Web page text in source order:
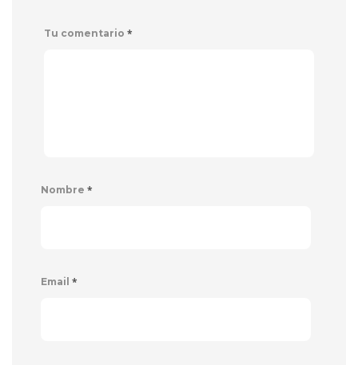
Tu comentario *
Nombre *
Email *